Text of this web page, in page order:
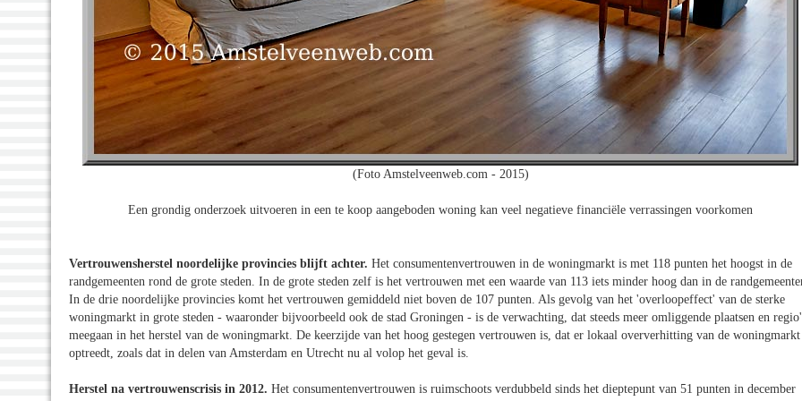
(Foto Amstelveenweb.com - 2015)
Een grondig onderzoek uitvoeren in een te koop aangeboden woning kan veel negatieve financiële verrassingen voorkomen
Vertrouwensherstel noordelijke provincies blijft achter. Het consumentenvertrouwen in de woningmarkt is met 118 punten het hoogst in de
randgemeenten rond de grote steden. In de grote steden zelf is het vertrouwen met een waarde van 113 iets minder hoog dan in de
In de drie noordelijke provincies komt het vertrouwen gemiddeld niet boven de 107 punten. Als gevolg van het 'overloopeffect' van de sterke
woningmarkt in grote steden - waaronder bijvoorbeeld ook de stad Groningen - is de verwachting, dat steeds meer omliggende plaatsen en
meegaan in het herstel van de woningmarkt. De keerzijde van het hoog gestegen vertrouwen is, dat er lokaal oververhitting van de woningmarkt
optreedt, zoals dat in delen van Amsterdam en Utrecht nu al volop het geval is.
Herstel na vertrouwenscrisis in 2012. Het consumentenvertrouwen is ruimschoots verdubbeld sinds het dieptepunt van 51 punten in december